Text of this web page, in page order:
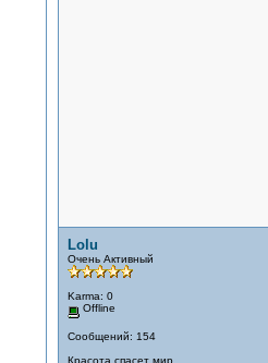
Lolu
Очень Активный
Karma: 0
Offline
Сообщений: 154
Красота спасет мир.